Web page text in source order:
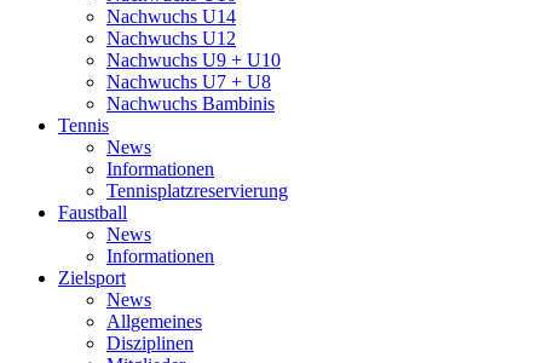
Nachwuchs U14
Nachwuchs U12
Nachwuchs U9 + U10
Nachwuchs U7 + U8
Nachwuchs Bambinis
Tennis
News
Informationen
Tennisplatzreservierung
Faustball
News
Informationen
Zielsport
News
Allgemeines
Disziplinen